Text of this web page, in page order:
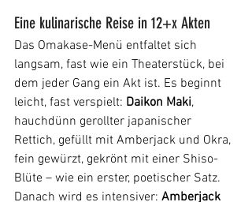
Eine kulinarische Reise in 12+x Akten
Das Omakase-Menü entfaltet sich
langsam, fast wie ein Theaterstück, bei
dem jeder Gang ein Akt ist. Es beginnt
leicht, fast verspielt: Daikon Maki,
hauchdünn gerollter japanischer
Rettich, gefüllt mit Amberjack und Okra,
fein gewürzt, gekrönt mit einer Shiso-
Blüte – wie ein erster, poetischer Satz.
Danach wird es intensiver: Amberjack